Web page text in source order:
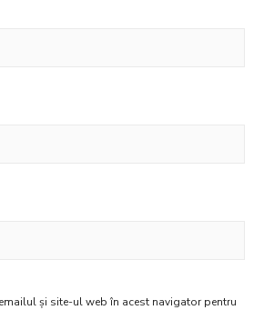
și site-ul web în acest navigator pentru